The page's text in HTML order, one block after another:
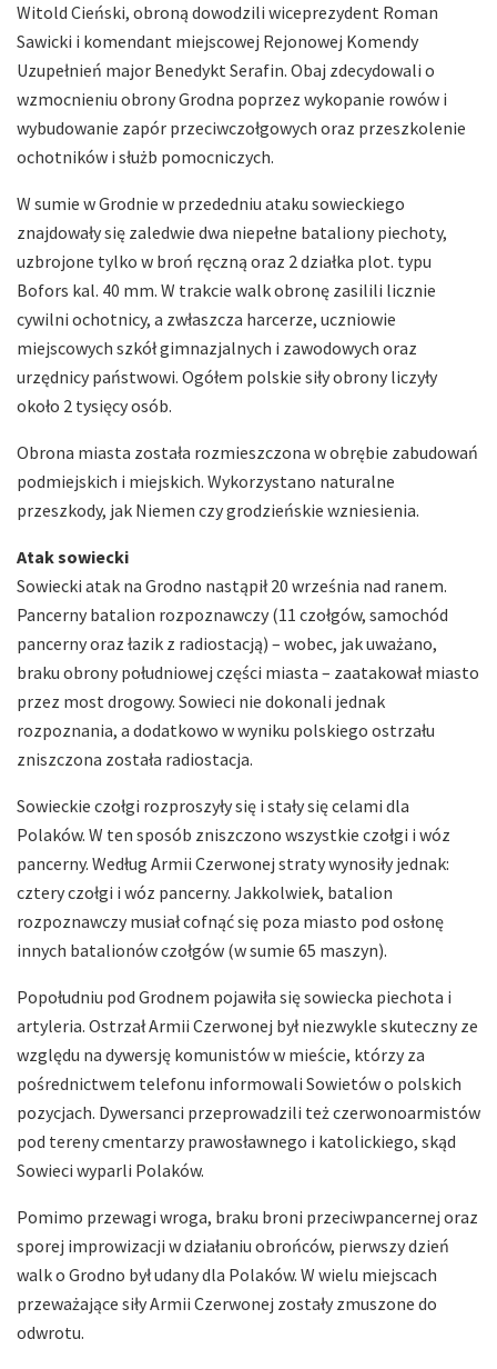
Witold Cieński, obroną dowodzili wiceprezydent Roman
Sawicki i komendant miejscowej Rejonowej Komendy
Uzupełnień major Benedykt Serafin. Obaj zdecydowali o
wzmocnieniu obrony Grodna poprzez wykopanie rowów i
wybudowanie zapór przeciwczołgowych oraz przeszkolenie
ochotników i służb pomocniczych.
W sumie w Grodnie w przededniu ataku sowieckiego
znajdowały się zaledwie dwa niepełne bataliony piechoty,
uzbrojone tylko w broń ręczną oraz 2 działka plot. typu
Bofors kal. 40 mm. W trakcie walk obronę zasilili licznie
cywilni ochotnicy, a zwłaszcza harcerze, uczniowie
miejscowych szkół gimnazjalnych i zawodowych oraz
urzędnicy państwowi. Ogółem polskie siły obrony liczyły
około 2 tysięcy osób.
Obrona miasta została rozmieszczona w obrębie zabudowań
podmiejskich i miejskich. Wykorzystano naturalne
przeszkody, jak Niemen czy grodzieńskie wzniesienia.
Atak sowiecki
Sowiecki atak na Grodno nastąpił 20 września nad ranem.
Pancerny batalion rozpoznawczy (11 czołgów, samochód
pancerny oraz łazik z radiostacją) – wobec, jak uważano,
braku obrony południowej części miasta – zaatakował miasto
przez most drogowy. Sowieci nie dokonali jednak
rozpoznania, a dodatkowo w wyniku polskiego ostrzału
zniszczona została radiostacja.
Sowieckie czołgi rozproszyły się i stały się celami dla
Polaków. W ten sposób zniszczono wszystkie czołgi i wóz
pancerny. Według Armii Czerwonej straty wynosiły jednak:
cztery czołgi i wóz pancerny. Jakkolwiek, batalion
rozpoznawczy musiał cofnąć się poza miasto pod osłonę
innych batalionów czołgów (w sumie 65 maszyn).
Popołudniu pod Grodnem pojawiła się sowiecka piechota i
artyleria. Ostrzał Armii Czerwonej był niezwykle skuteczny ze
względu na dywersję komunistów w mieście, którzy za
pośrednictwem telefonu informowali Sowietów o polskich
pozycjach. Dywersanci przeprowadzili też czerwonoarmistów
pod tereny cmentarzy prawosławnego i katolickiego, skąd
Sowieci wyparli Polaków.
Pomimo przewagi wroga, braku broni przeciwpancernej oraz
sporej improwizacji w działaniu obrońców, pierwszy dzień
walk o Grodno był udany dla Polaków. W wielu miejscach
przeważające siły Armii Czerwonej zostały zmuszone do
odwrotu.